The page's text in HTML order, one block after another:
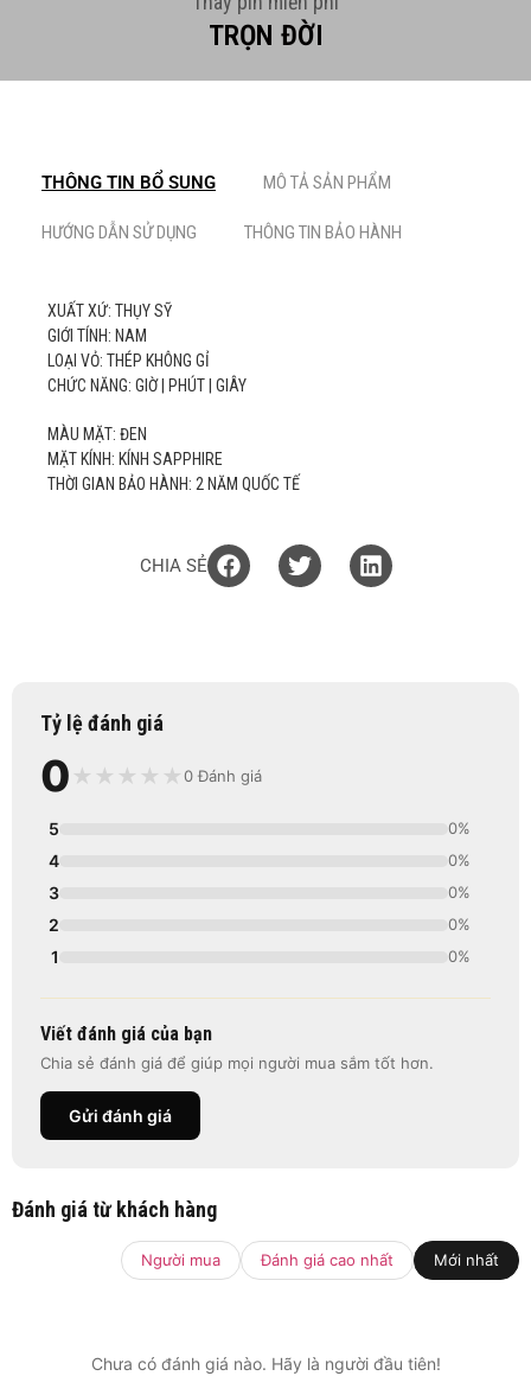
TRỌN ĐỜI
THÔNG TIN BỔ SUNG MÔ TẢ SẢN PHẨM
HƯỚNG DẪN SỬ DỤNG THÔNG TIN BẢO HÀNH
XUẤT XỨ: THỤY SỸ
GIỚI TÍNH: NAM
LOẠI VỎ: THÉP KHÔNG GỈ
CHỨC NĂNG: GIỜ | PHÚT | GIÂY
MÀU MẶT: ĐEN
MẶT KÍNH: KÍNH SAPPHIRE
THỜI GIAN BẢO HÀNH: 2 NĂM QUỐC TẾ
CHIA SẺ
Tỷ lệ đánh giá
0 ★ ★ ★ ★ ★0 Đánh giá
5 0%
4 0%
3 0%
2 0%
1 0%
Viết đánh giá của bạn
Chia sẻ đánh giá để giúp mọi người mua sắm tốt hơn.
Gửi đánh giá
Đánh giá từ khách hàng
Người mua Đánh giá cao nhất Mới nhất
Chưa có đánh giá nào. Hãy là người đầu tiên!